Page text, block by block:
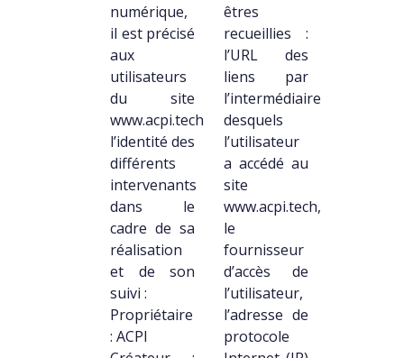
numérique,
il est précisé
aux
utilisateurs
du site
www.acpi.tech
l’identité des
différents
intervenants
dans le
cadre de sa
réalisation
et de son
suivi :
Propriétaire
: ACPI
êtres
recueillies :
l’URL des
liens par
l’intermédiaire
desquels
l’utilisateur
a accédé au
site
www.acpi.tech,
le
fournisseur
d’accès de
l’utilisateur,
l’adresse de
protocole